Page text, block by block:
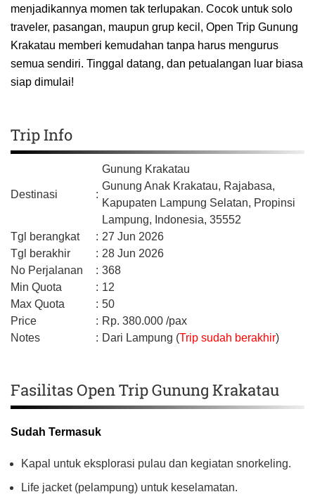
menjadikannya momen tak terlupakan. Cocok untuk solo
traveler, pasangan, maupun grup kecil, Open Trip Gunung
Krakatau memberi kemudahan tanpa harus mengurus
semua sendiri. Tinggal datang, dan petualangan luar biasa
siap dimulai!
Trip Info
Destinasi :
Gunung Krakatau
Gunung Anak Krakatau, Rajabasa,
Kapupaten Lampung Selatan, Propinsi
Lampung, Indonesia, 35552
Tgl berangkat
: 27 Jun 2026
Tgl berakhir
: 28 Jun 2026
No Perjalanan
: 368
Min Quota
: 12
Max Quota
: 50
Price
: Rp. 380.000 /pax
Notes
: Dari Lampung (Trip sudah berakhir)
Fasilitas Open Trip Gunung Krakatau
Sudah Termasuk
Kapal untuk eksplorasi pulau dan kegiatan snorkeling.
Life jacket (pelampung) untuk keselamatan.